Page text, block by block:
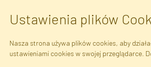
Dane
Ustawienia plików
Nasza strona używa plików cookies, aby
ustawieniami cookies w swojej przeglądarce.